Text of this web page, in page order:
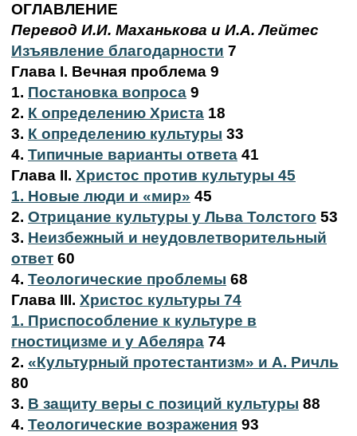
ОГЛАВЛЕНИЕ
Перевод И.И. Маханькова и И.А. Лейтес
Изъявление благодарности 7
Глава I. Вечная проблема 9
1. Постановка вопроса 9
2. К определению Христа 18
3. К определению культуры 33
4. Типичные варианты ответа 41
Глава II. Христос против культуры 45
1. Новые люди и «мир» 45
2. Отрицание культуры у Льва Толстого 53
3. Неизбежный и неудовлетворительный
ответ 60
4. Теологические проблемы 68
Глава III. Христос культуры 74
1. Приспособление к культуре в
гностицизме и у Абеляра 74
2. «Культурный протестантизм» и А. Ричль
80
3. В защиту веры с позиций культуры 88
4. Теологические возражения 93